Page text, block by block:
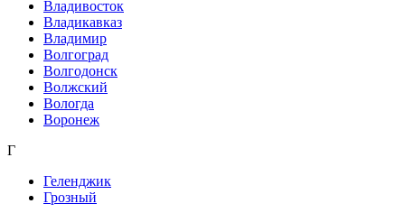
Владивосток
Владикавказ
Владимир
Волгоград
Волгодонск
Волжский
Вологда
Воронеж
Г
Геленджик
Грозный